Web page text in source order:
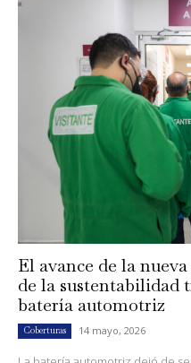
El avance de la
de la sustentabilidad
batería automotriz
Coberturas 14 mayo, 2026